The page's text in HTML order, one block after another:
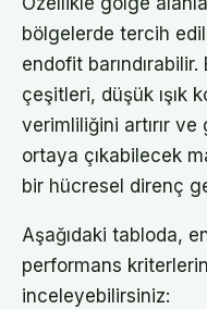
bölgelerde tercih
endofit barındırabilir.
çeşitleri, düşük ışık
verimliliğini artırır
ortaya çıkabilecek
bir hücresel direnç
Aşağıdaki tabloda,
performans
inceleyebilirsiniz: